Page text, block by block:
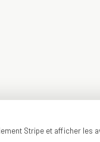
Stripe et afficher les